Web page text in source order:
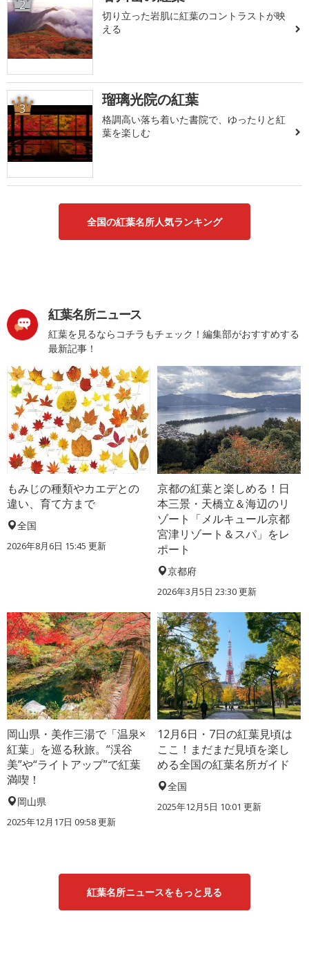
2
切り立った岩肌に紅葉のコントラストが映
える
3 瑠璃光院の紅葉
格調高い落ち着いた書院で、ゆったりと紅
葉を楽しむ
全国の紅葉名所人気ランキング
紅葉名所ニュース
紅葉を見るならコチラもチェック！編集部がおすすめする
最新記事！
もみじの種類やカエデとの
違い、育て方まで
全国
2026年8月6日 15:45 更新
京都の紅葉と楽しめる！日
本三景・天橋立＆海辺のリ
ゾート「メルキュール京都
宮津リゾート＆スパ」をレ
ポート
京都府
2026年3月5日 23:30 更新
岡山県・美作三湯で「温泉×
紅葉」を巡る秋旅。“渓谷
美”や“ライトアップ”で紅葉
満喫！
岡山県
2025年12月17日 09:58 更新
12月6日・7日の紅葉見頃は
ここ！まだまだ見頃を楽し
める全国の紅葉名所ガイド
全国
2025年12月5日 10:01 更新
紅葉名所ニュースをもっと見る